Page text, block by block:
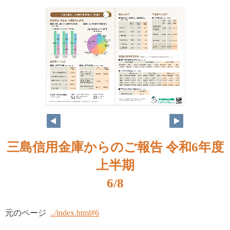
三島信用金庫からのご報告 令和6年度
上半期
6/8
元のページ ../index.html#6